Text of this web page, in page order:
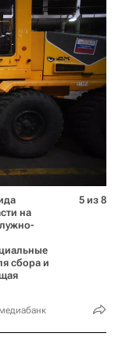
на
сбора и
5 из 8